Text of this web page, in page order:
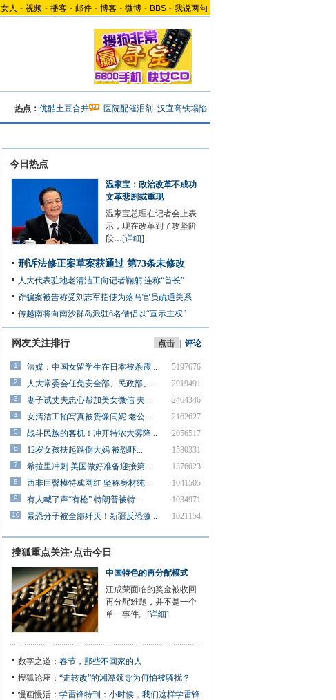
女人 - 视频 - 播客 - 邮件 - 博客 - 微博 - BBS - 我说两句
热点： 优酷土豆合并 医院配催泪剂 汉宜高铁塌陷
今日热点
温家宝：政治改革不成功
文革悲剧或重现
温家宝总理在记者会上表
示，现在改革到了攻坚阶
段…[详细]
刑诉法修正案草案获通过 第73条未修改
人大代表驻地老清洁工向记者鞠躬 连称“首长”
诈骗案被告称受刘志军指使为落马官员疏通关系
传越南将向南沙群岛派驻6名僧侣以“宣示主权”
网友关注排行 点击 评论
1 法媒：中国女留学生在日本被杀震... 5197676
2 人大常委会任免安全部、民政部、... 2919491
3 妻子试丈夫忠心帮加美女微信 夫... 2464346
4 女清洁工拍写真被赞像闫妮 老公... 2162627
5 战斗民族的客机！冲开特浓大雾降... 2056517
6 12岁女孩扶起跌倒大妈 被恐吓... 1580331
7 希拉里冲刺 美国做好准备迎接第... 1376023
8 西非巨臀模特成网红 坚称身材纯... 1041505
9 有人喊了声“有枪” 特朗普被特... 1034971
10 暴恐分子被全部歼灭！新疆反恐激... 1021154
搜狐重点关注·点击今日
中国特色的再分配模式
汪成荣面临的奖金被收回
再分配难题，并不是一个
单一事件。[详细]
数字之道： 春节，那些不回家的人
搜狐论座： “走转改”的湘潭领导为何怕被骚扰？
慢画慢活： 学雷锋特刊：小时候，我们这样学雷锋